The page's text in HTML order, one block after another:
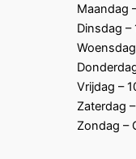
Maandag
Dinsdag –
Vrijdag –
Zaterdag
Zondag –